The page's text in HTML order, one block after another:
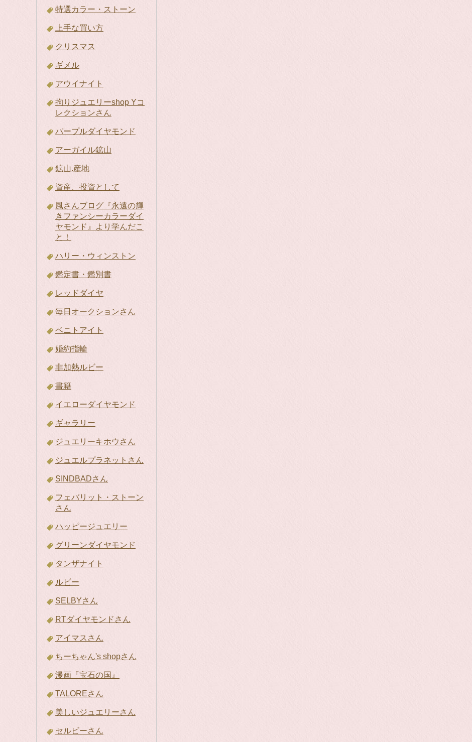
特選カラー・ストーン
上手な買い方
クリスマス
ギメル
アウイナイト
拘りジュエリーshop Yコ
レクションさん
パープルダイヤモンド
アーガイル鉱山
鉱山.産地
資産、投資として
風さんブログ『永遠の輝
きファンシーカラーダイ
ヤモンド』より学んだこ
と！
ハリー・ウィンストン
鑑定書・鑑別書
レッドダイヤ
毎日オークションさん
ベニトアイト
婚約指輪
非加熱ルビー
書籍
イエローダイヤモンド
ギャラリー
ジュエリーキホウさん
ジュエルプラネットさん
SINDBADさん
フェバリット・ストーン
さん
ハッピージュエリー
グリーンダイヤモンド
タンザナイト
ルビー
SELBYさん
RTダイヤモンドさん
アイマスさん
ちーちゃん's shopさん
漫画『宝石の国』
TALOREさん
美しいジュエリーさん
セルビーさん